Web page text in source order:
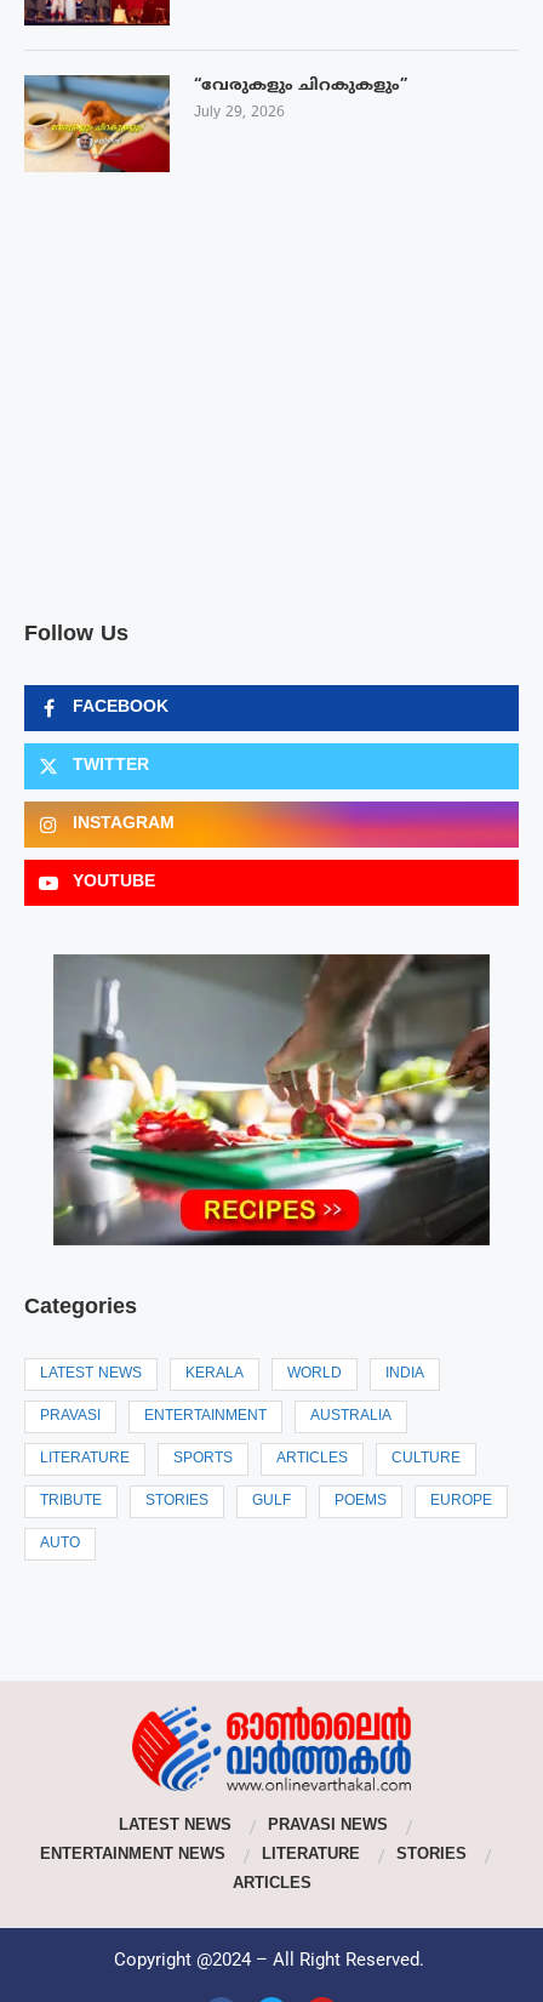
“വേരുകളും ചിറകുകളും”
July 29, 2026
Follow Us
FACEBOOK
TWITTER
INSTAGRAM
YOUTUBE
Categories
LATEST NEWS KERALA WORLD INDIA
PRAVASI ENTERTAINMENT AUSTRALIA
LITERATURE SPORTS ARTICLES CULTURE
TRIBUTE STORIES GULF POEMS EUROPE
AUTO
LATEST NEWS
PRAVASI NEWS
ENTERTAINMENT NEWS
LITERATURE
STORIES
ARTICLES
Copyright @2024 – All Right Reserved.